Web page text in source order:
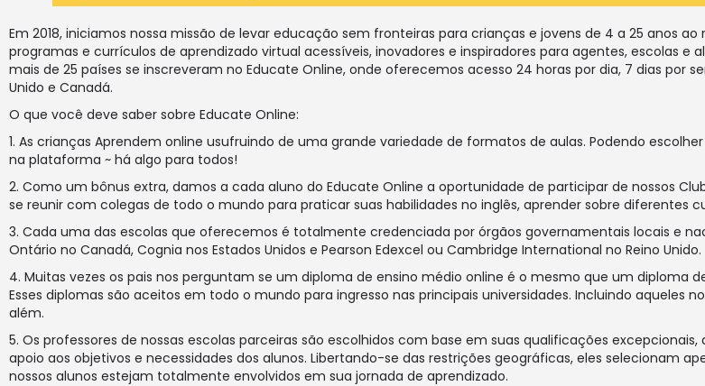
Em 2018, iniciamos nossa missão de levar educação sem fronteiras para crianças e jovens de 4 a 25 anos
programas e currículos de aprendizado virtual acessíveis, inovadores e inspiradores para agentes, escolas e
mais de 25 países se inscreveram no Educate Online, onde oferecemos acesso 24 horas por dia, 7 dias por
Unido e Canadá.
O que você deve saber sobre Educate Online:
1. As crianças Aprendem online usufruindo de uma grande variedade de formatos de aulas. Podendo
na plataforma ~ há algo para todos!
2. Como um bônus extra, damos a cada aluno do Educate Online a oportunidade de participar de nossos
se reunir com colegas de todo o mundo para praticar suas habilidades no inglês, aprender sobre diferentes
3. Cada uma das escolas que oferecemos é totalmente credenciada por órgãos governamentais locais e
Ontário no Canadá, Cognia nos Estados Unidos e Pearson Edexcel ou Cambridge International no Reino Unido.
4. Muitas vezes os pais nos perguntam se um diploma de ensino médio online é o mesmo que um diploma
Esses diplomas são aceitos em todo o mundo para ingresso nas principais universidades. Incluindo aqueles no
além.
5. Os professores de nossas escolas parceiras são escolhidos com base em suas qualificações
apoio aos objetivos e necessidades dos alunos. Libertando-se das restrições geográficas, eles selecionam
nossos alunos estejam totalmente envolvidos em sua jornada de aprendizado.